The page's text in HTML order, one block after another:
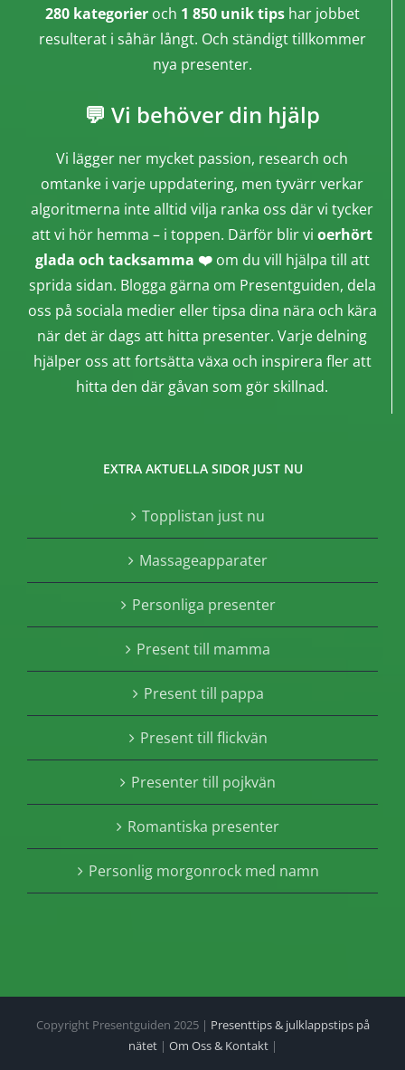
280 kategorieroch 1 850 unik tipshar jobbet
resulterat i såhär långt. Och ständigt tillkommer
nya presenter.
💬 Vi behöver din hjälp
Vi lägger ner mycket passion, research och
omtanke i varje uppdatering, men tyvärr verkar
algoritmerna inte alltid vilja ranka oss där vi tycker
att vi hör hemma – i toppen. Därför blir vi oerhört
glada och tacksamma ❤️om du vill hjälpa till att
sprida sidan. Blogga gärna om Presentguiden, dela
oss på sociala medier eller tipsa dina nära och kära
när det är dags att hitta presenter. Varje delning
hjälper oss att fortsätta växa och inspirera fler att
hitta den där gåvan som gör skillnad.
EXTRA AKTUELLA SIDOR JUST NU
Topplistan just nu
Massageapparater
Personliga presenter
Present till mamma
Present till pappa
Present till flickvän
Presenter till pojkvän
Romantiska presenter
Personlig morgonrock med namn
Copyright Presentguiden 2025 | Presenttips & julklappstips på
nätet| Om Oss & Kontakt|